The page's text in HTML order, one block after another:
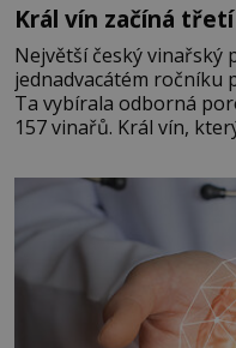
Král vín začíná
Největší český vinařský
jednadvacátém ročníku
Ta vybírala odborná
157 vinařů. Král